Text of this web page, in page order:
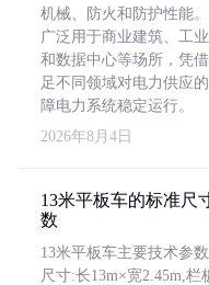
机械、防火和防护性能。
广泛用于商业建筑、工
和数据中心等场所，凭
足不同领域对电力供应
障电力系统稳定运行。
2026年8月4日
13米平板车的标准尺
数
13米平板车主要技术参
尺寸:长13m×宽2.45m,栏